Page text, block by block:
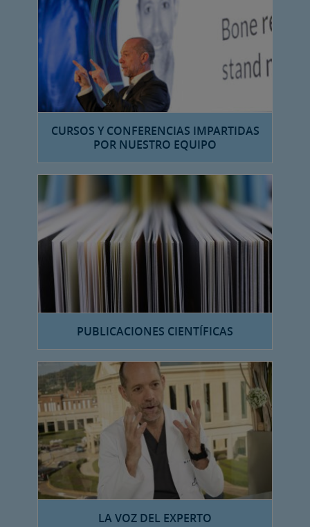
CURSOS Y CONFERENCIAS IMPARTIDAS
POR NUESTRO EQUIPO
PUBLICACIONES CIENTÍFICAS
LA VOZ DEL EXPERTO